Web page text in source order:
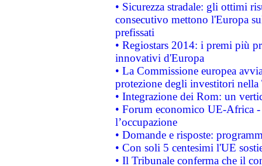
• Sicurezza stradale: gli ottimi
consecutivo mettono l'Europa
prefissati
• Regiostars 2014: i premi più
innovativi d'Europa
• La Commissione europea
protezione degli investitori
• Integrazione dei Rom: un
• Forum economico UE-Africa -
l’occupazione
• Domande e risposte:
• Con soli 5 centesimi l'UE
• Il Tribunale conferma che il